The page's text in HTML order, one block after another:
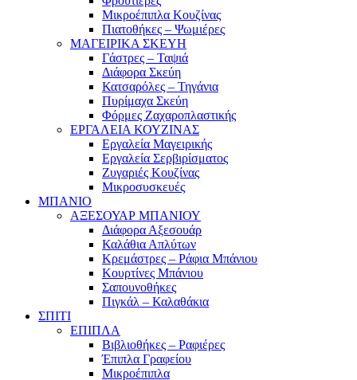
Μικροέπιπλα Κουζίνας
Πιατοθήκες – Ψωμιέρες
ΜΑΓΕΙΡΙΚΑ ΣΚΕΥΗ
Γάστρες – Ταψιά
Διάφορα Σκεύη
Κατσαρόλες – Τηγάνια
Πυρίμαχα Σκεύη
Φόρμες Ζαχαροπλαστικής
ΕΡΓΑΛΕΙΑ ΚΟΥΖΙΝΑΣ
Εργαλεία Μαγειρικής
Εργαλεία Σερβιρίσματος
Ζυγαριές Κουζίνας
Μικροσυσκευές
ΜΠΑΝΙΟ
ΑΞΕΣΟΥΑΡ ΜΠΑΝΙΟΥ
Διάφορα Αξεσουάρ
Καλάθια Απλύτων
Κρεμάστρες – Ράφια Μπάνιου
Κουρτίνες Μπάνιου
Σαπουνοθήκες
Πιγκάλ – Καλαθάκια
ΣΠΙΤΙ
ΕΠΙΠΛΑ
Βιβλιοθήκες – Ραφιέρες
Έπιπλα Γραφείου
Μικροέπιπλα